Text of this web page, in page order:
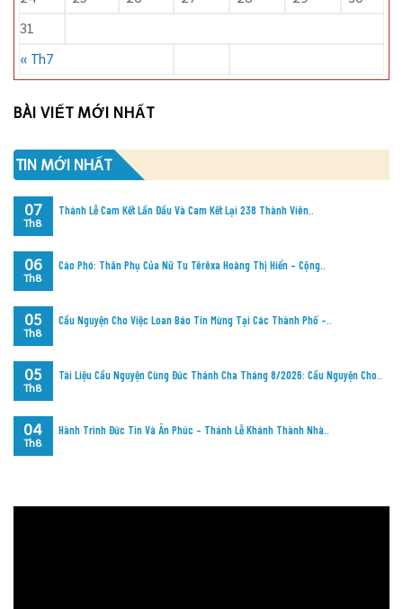
« Th7
31
BÀI VIẾT MỚI NHẤT
TIN MỚI NHẤT
Thánh Lễ Cam Kết Lần Đầu Và Cam Kết Lại 238 Thành Viên..
07
Th8
Cáo Phó: Thân Phụ Của Nữ Tu Têrêxa Hoàng Thị Hiển – Cộng..
06
Th8
Cầu Nguyện Cho Việc Loan Báo Tin Mừng Tại Các Thành Phố –..
05
Th8
Tài Liệu Cầu Nguyện Cùng Đức Thánh Cha Tháng 8/2026: Cầu Nguyện Cho..
05
Th8
Hành Trình Đức Tin Và Ân Phúc – Thánh Lễ Khánh Thành Nhà..
04
Th8